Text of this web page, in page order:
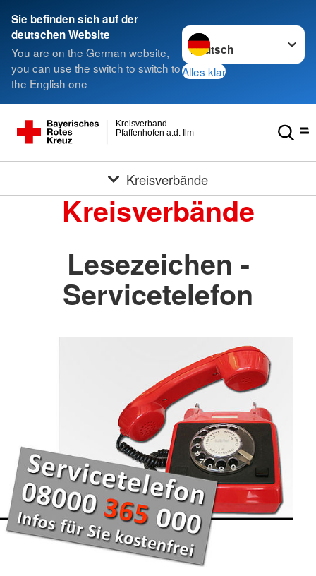
Sie befinden sich auf der
deutschen Website
You are on the German website,
you can use the switch to switch to
the English one
Sprache wechseln zu
Alles klar
Pfaffenhofen a.d. Ilm
Kreisverband
Kreisverbände
Kreisverbände
Lesezeichen -
Servicetelefon